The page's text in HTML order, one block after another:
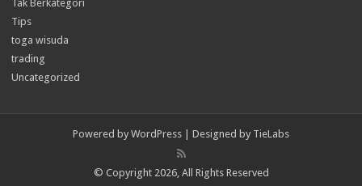
Tak Berkategori
Tips
toga wisuda
trading
Uncategorized
Powered by WordPress | Designed by TieLabs
© Copyright 2026, All Rights Reserved